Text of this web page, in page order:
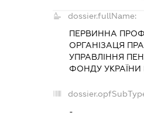
dossier.fullName:
ПЕРВИННА
ОРГАНІЗАЦЯ
УПРАВЛІННЯ
ФОНДУ
-